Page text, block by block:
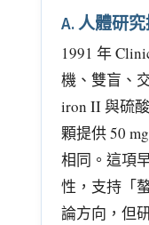
A. 人體研
1991 年
機、雙盲、
iron II 與硫
顆提供 50
相同。這項
性，支持「
論方向，但